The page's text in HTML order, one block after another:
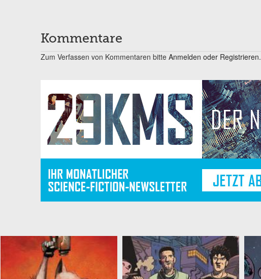
Kommentare
Zum Verfassen von Kommentaren bitte Anmelden oder Registrieren.